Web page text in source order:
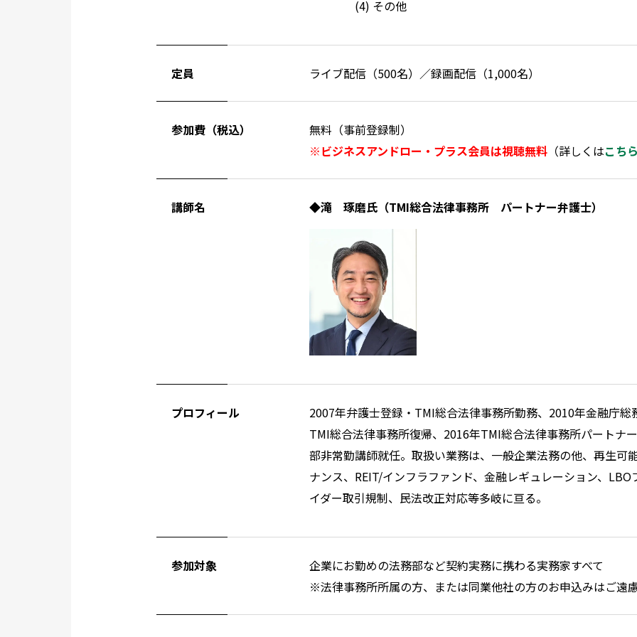
(4) その他
定員 ライブ配信（500名）／録画配信（1,000名）
参加費（税込）
無料（事前登録制）
※ビジネスアンドロー・プラス会員は視聴無料 （詳しくはこち
講師名 ◆滝 琢磨氏（TMI総合法律事務所 パートナー弁護士）
プロフィール
2007年弁護士登録・TMI総合法律事務所勤務、2010年金融庁
TMI総合法律事務所復帰、2016年TMI総合法律事務所パートナ
部非常勤講師就任。取扱い業務は、一般企業法務の他、再生可
ナンス、REIT/インフラファンド、金融レギュレーション、
イダー取引規制、民法改正対応等多岐に亘る。
参加対象
企業にお勤めの法務部など契約実務に携わる実務家すべて
※法律事務所所属の方、または同業他社の方のお申込みはご遠